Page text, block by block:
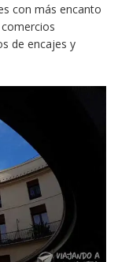
con más encanto
de encajes y